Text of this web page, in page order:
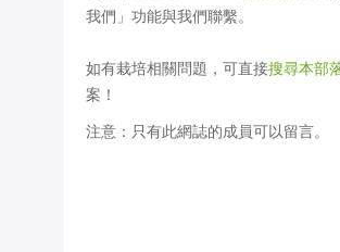
我們」功能與我們聯繫。
如有栽培相關問題，可直接搜尋本部
案！
注意：只有此網誌的成員可以留言。